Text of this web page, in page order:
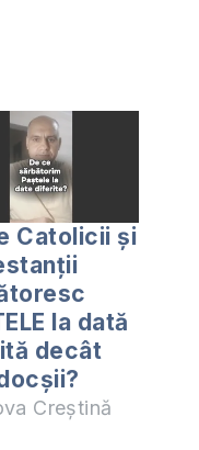
Catolicii și
la dată
decât
Creștină